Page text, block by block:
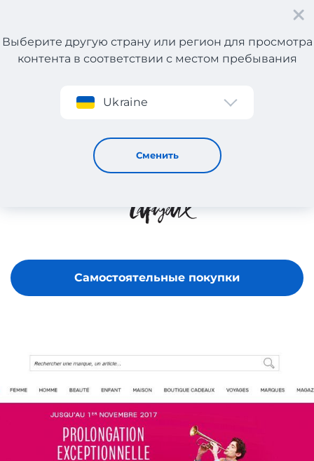
Регистрация
Выберите другую страну или регион для просмотра
контента в соответствии с местом пребывания
Ukraine
Сменить
GALERIES LAFAYETTE
Самостоятельные покупки